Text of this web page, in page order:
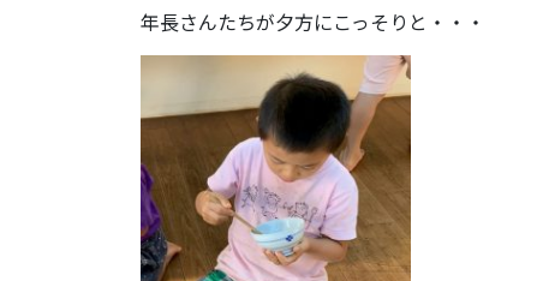
年長さんたちが夕方にこっそりと・・・